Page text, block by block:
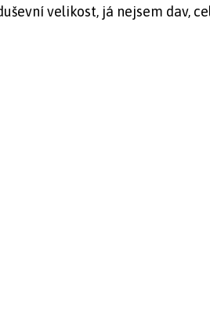
velikost, já nejsem dav,